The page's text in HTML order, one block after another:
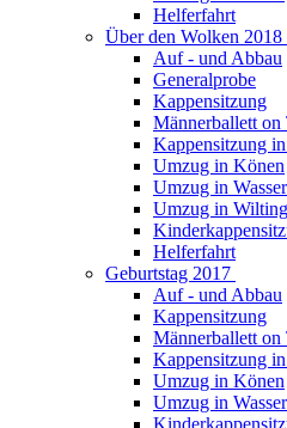
Helferfahrt
Über den Wolken 2018
Auf - und Abbau
Generalprobe
Kappensitzung
Männerballett on
Kappensitzung
Umzug in Könen
Umzug in
Umzug in
Helferfahrt
Geburtstag 2017
Auf - und Abbau
Kappensitzung
Männerballett on
Kappensitzung
Umzug in Könen
Umzug in